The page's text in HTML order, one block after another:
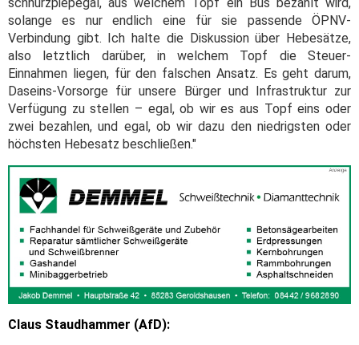
schnurzpiepegal, aus welchem Topf ein Bus bezahlt wird,
solange es nur endlich eine für sie passende ÖPNV-
Verbindung gibt. Ich halte die Diskussion über Hebesätze,
also letztlich darüber, in welchem Topf die Steuer-
Einnahmen liegen, für den falschen Ansatz. Es geht darum,
Daseins-Vorsorge für unsere Bürger und Infrastruktur zur
Verfügung zu stellen – egal, ob wir es aus Topf eins oder
zwei bezahlen, und egal, ob wir dazu den niedrigsten oder
höchsten Hebesatz beschließen."
Claus Staudhammer (AfD):